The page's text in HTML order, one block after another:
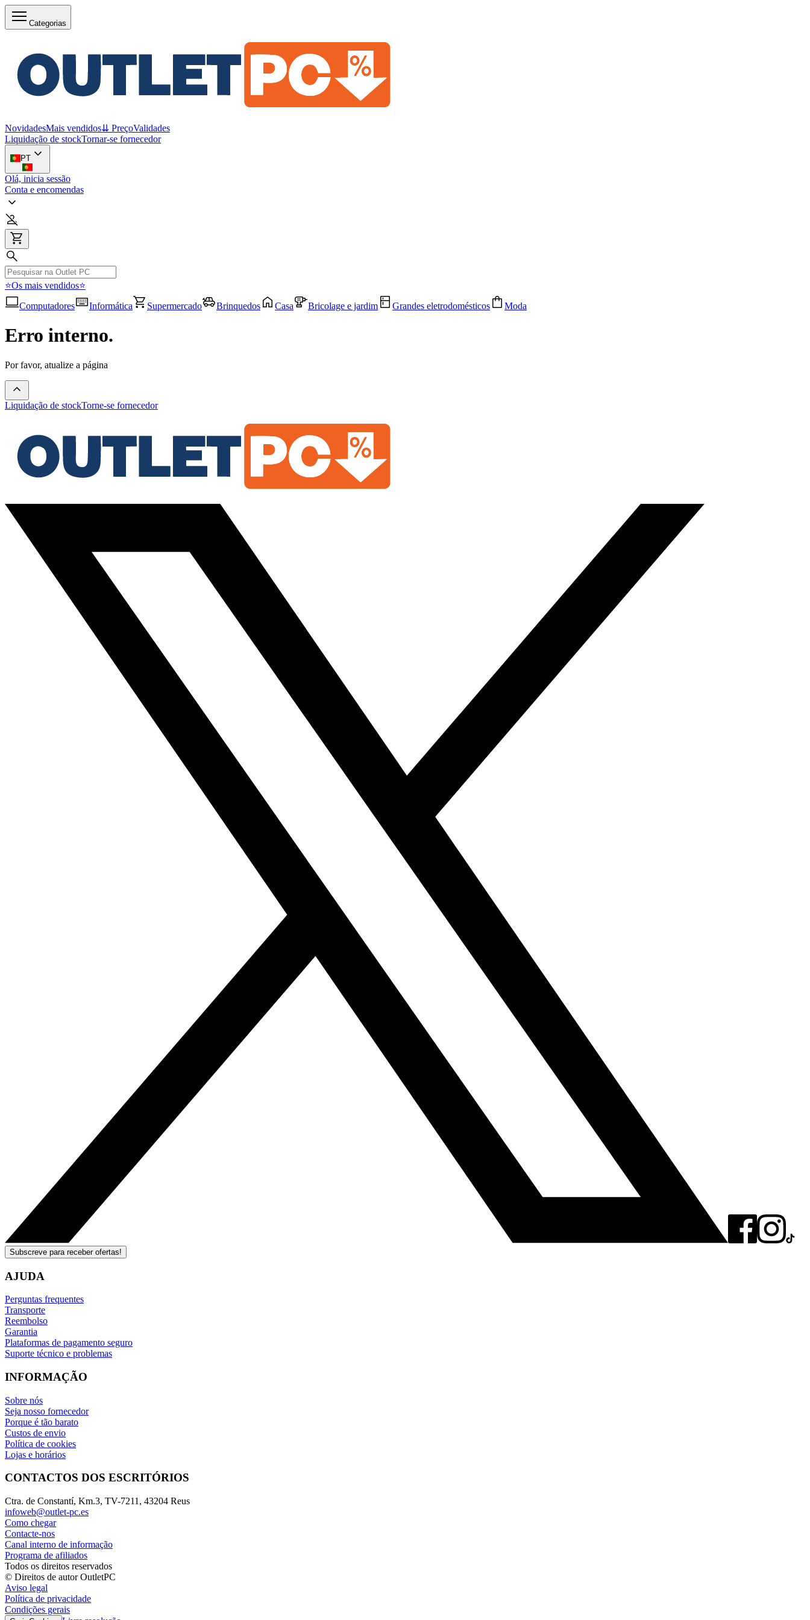
Categorias
NovidadesMais vendidos⇊ PreçoValidades
Liquidação de stockTornar-se fornecedor
PT
Olá, inicia sessão
Conta e encomendas
⭐Os mais vendidos⭐
Computadores
Informática Supermercado Brinquedos Casa Bricolage e jardim Grandes eletrodomésticos Moda
Erro interno.
Por favor, atualize a página
Liquidação de stockTorne-se fornecedor
Subscreve para receber ofertas!
AJUDA
Perguntas frequentes
Transporte
Reembolso
Garantia
Plataformas de pagamento seguro
Suporte técnico e problemas
INFORMAÇÃO
Sobre nós
Seja nosso fornecedor
Porque é tão barato
Custos de envio
Política de cookies
Lojas e horários
CONTACTOS DOS ESCRITÓRIOS
Ctra. de Constantí, Km.3, TV-7211, 43204 Reus
infoweb@outlet-pc.es
Como chegar
Contacte-nos
Canal interno de informação
Programa de afiliados
Todos os direitos reservados
© Direitos de autor OutletPC
Aviso legal
Política de privacidade
Condições gerais